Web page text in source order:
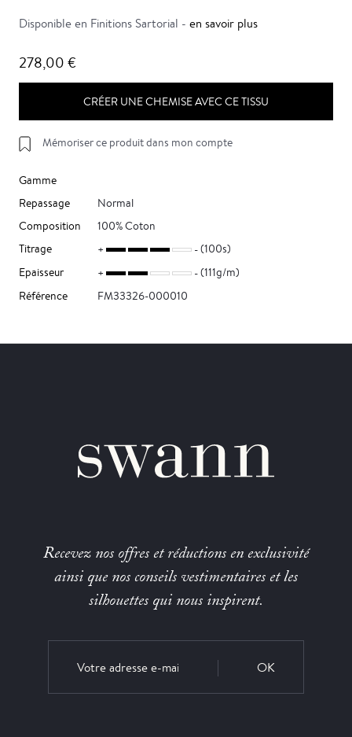
Disponible en Finitions Sartorial - en savoir plus
278,00 €
CRÉER UNE CHEMISE AVEC CE TISSU
Mémoriser ce produit dans mon compte
Gamme
Repassage
Normal
Composition
100% Coton
Titrage
(100s)
Epaisseur
(111g/m)
Référence
FM33326-000010
Recevez nos offres et réductions en exclusivité
ainsi que nos conseils vestimentaires et les
silhouettes qui nous inspirent.
OK